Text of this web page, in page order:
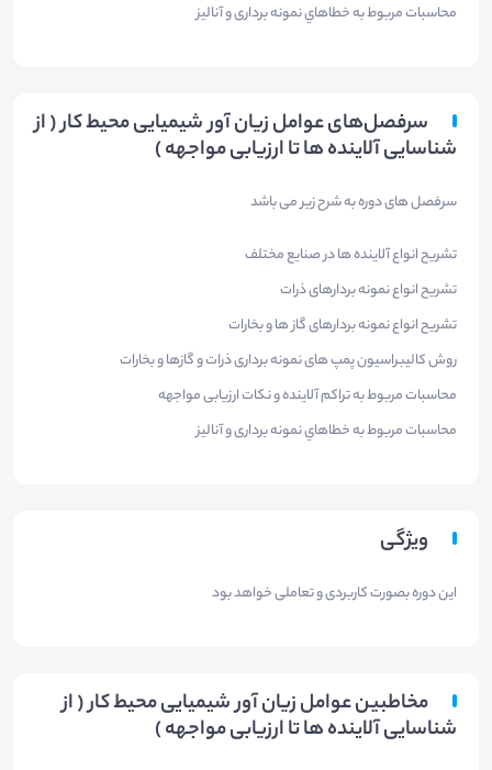
محاسبات مربوط به خطاهاي نمونه برداری و آنالیز
سرفصل‌های عوامل زیان آور شیمیایی محیط کار ( از
شناسایی آلاینده ها تا ارزیابی مواجهه )
سرفصل های دوره به شرح زیر می باشد
تشریح انواع آلاینده ها در صنایع مختلف
تشریح انواع نمونه بردارهای ذرات
تشریح انواع نمونه بردارهای گاز ها و بخارات
روش کالیبراسیون پمپ های نمونه برداری ذرات و گازها و بخارات
محاسبات مربوط به تراکم آلاینده و نکات ارزیابی مواجهه
محاسبات مربوط به خطاهاي نمونه برداری و آنالیز
ویژگی
این دوره بصورت کاربردی و تعاملی خواهد بود
مخاطبین عوامل زیان آور شیمیایی محیط کار ( از
شناسایی آلاینده ها تا ارزیابی مواجهه )